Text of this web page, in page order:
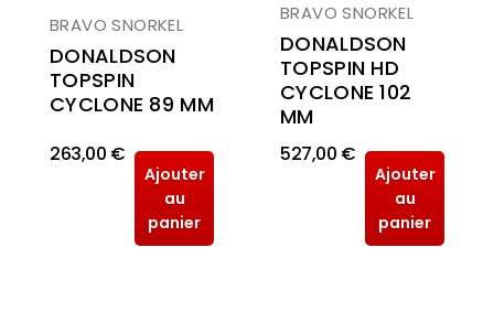
BRAVO SNORKEL
DONALDSON
TOPSPIN
CYCLONE 89 MM
263,00 €
Ajouter
au
panier
BRAVO SNORKEL
DONALDSON
TOPSPIN HD
CYCLONE 102
MM
527,00 €
Ajouter
au
panier